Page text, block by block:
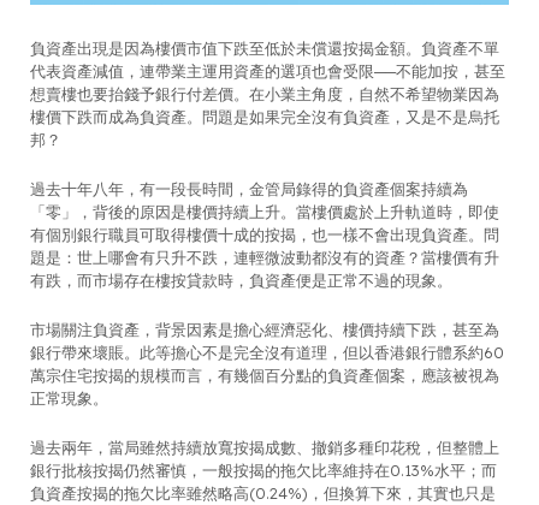
負資產出現是因為樓價市值下跌至低於未償還按揭金額。負資產不單
代表資產減值，連帶業主運用資產的選項也會受限──不能加按，甚至
想賣樓也要抬錢予銀行付差價。在小業主角度，自然不希望物業因為
樓價下跌而成為負資產。問題是如果完全沒有負資產，又是不是烏托
邦？
過去十年八年，有一段長時間，金管局錄得的負資產個案持續為
「零」，背後的原因是樓價持續上升。當樓價處於上升軌道時，即使
有個別銀行職員可取得樓價十成的按揭，也一樣不會出現負資產。問
題是：世上哪會有只升不跌，連輕微波動都沒有的資產？當樓價有升
有跌，而市場存在樓按貸款時，負資產便是正常不過的現象。
市場關注負資產，背景因素是擔心經濟惡化、樓價持續下跌，甚至為
銀行帶來壞賬。此等擔心不是完全沒有道理，但以香港銀行體系約60
萬宗住宅按揭的規模而言，有幾個百分點的負資產個案，應該被視為
正常現象。
過去兩年，當局雖然持續放寬按揭成數、撤銷多種印花稅，但整體上
銀行批核按揭仍然審慎，一般按揭的拖欠比率維持在0.13%水平；而
負資產按揭的拖欠比率雖然略高(0.24%)，但換算下來，其實也只是